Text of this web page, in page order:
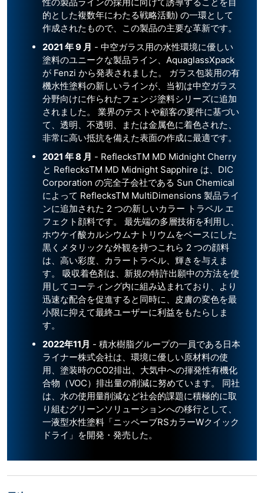
的とした複数年にわたる戦略活動) の一環として
作成されたもので、この製品の主要な革新です。
2021 年 9 月 - 中空ガラス用の水性環境に優しい
塗料のユニークな製品ライン、AquaglassXpack
が Fenzi から発表されました。 ガラス包装用の有
機水性塗料の新しいラインが、当初は中空ガラス
分野向けに作られたフェンジ塗料シリーズに追加
されました。 業界のテストや顧客の要件に基づい
て、透明、不透明、または金属色に着色された、
非常に高い抵抗を備えた表面の作成に最適です。
2021 年 8 月 - ReflecksTM MD Midnight Cherry
と ReflecksTM MD Midnight Sapphire は、DIC
Corporation の完全子会社である Sun Chemical
によって ReflecksTM MultiDimensions 製品ライ
ンに追加された 2 つの新しいカラー トラベル エ
フェクト顔料です。 最先端の多層技術を利用し、
ホウケイ酸カルシウムナトリウムをベースにした
黒くメタリックな外観を持つこれら 2 つの顔料
は、高い彩度、カラートラベル、輝きを与えま
す。 吸収着色剤は、新規の特許出願中の方法を使
用してコーティング内に組み込まれており、より
迅速な配合を促進すると同時に、皮膚の変色を最
小限に抑えて最終ユーザーに利益をもたらしま
す。
2022年11月 - 積水樹脂グループの一員である日本
ライナー株式会社は、環境に優しい原材料の使
用、塗装時のCO2排出、大気中への揮発性有機化
合物（VOC）排出量の削減に努めています。 同社
は、水の使用量削減など社会的課題に積極的に取
り組むグリーンソリューションへの移行として、
一液型水性塗料「ニッペーブRSカラーWクイック
ドライ」を開発・発売した。